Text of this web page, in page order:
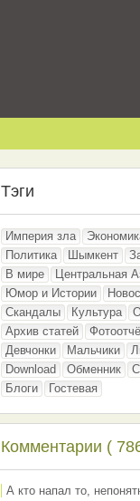
Тэги
Империя зла
Политика
Шымкент
В мире
Центральная
Юмор и Истории
Скандалы
Культура
Архив статей
Девчонки
Мальчики
Download
Обменник
Блоги
Гостевая
Комментарии (
А кто напал то,